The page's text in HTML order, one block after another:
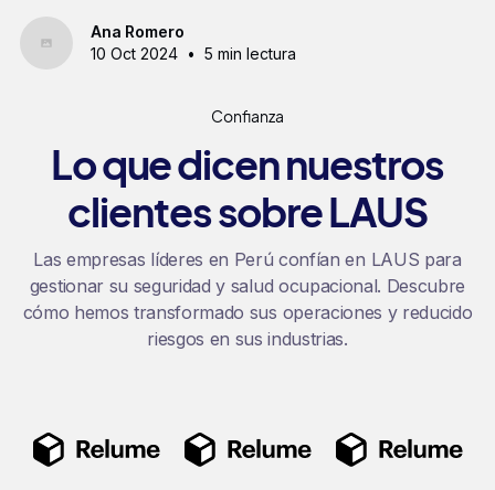
Ana Romero
10 Oct 2024 • 5 min lectura
Confianza
Lo que dicen nuestros
clientes sobre LAUS
Las empresas líderes en Perú confían en LAUS para
gestionar su seguridad y salud ocupacional. Descubre
cómo hemos transformado sus operaciones y reducido
riesgos en sus industrias.